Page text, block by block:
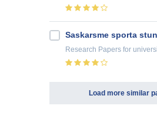
Saskarsme sporta
Research Papers for
Load more similar